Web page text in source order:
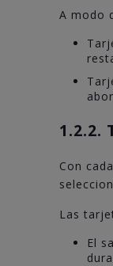
A modo
1.2.2.
Con
Las
El